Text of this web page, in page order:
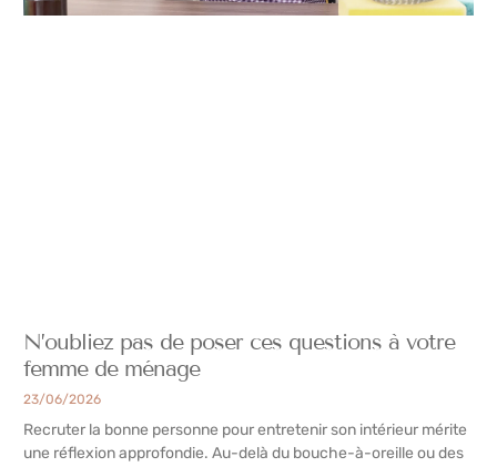
N’oubliez pas de poser ces questions à votre
femme de ménage
23/06/2026
Recruter la bonne personne pour entretenir son intérieur mérite
une réflexion approfondie. Au-delà du bouche-à-oreille ou des